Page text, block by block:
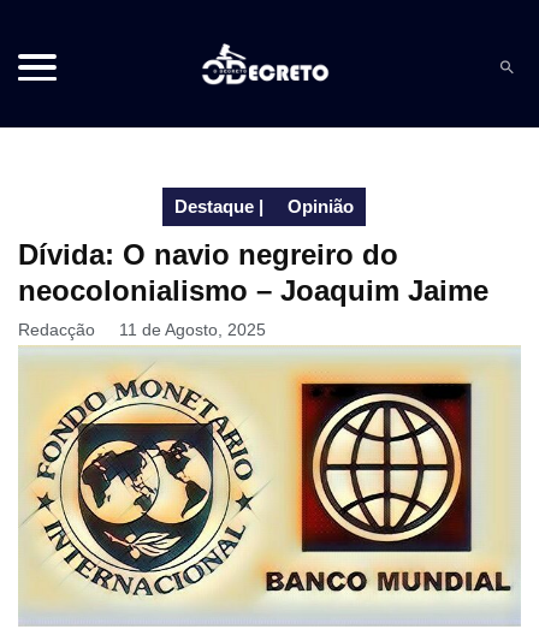
Destaque| Opinião
Dívida: O navio negreiro do
neocolonialismo – Joaquim Jaime
Redacção 11 de Agosto, 2025